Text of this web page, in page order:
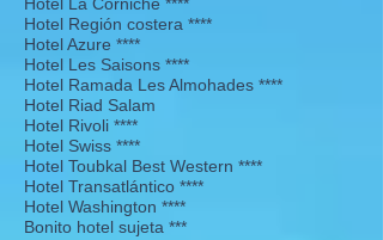
Hotel Región costera ****
Hotel Azure ****
Hotel Les Saisons ****
Hotel Ramada Les Almohades ****
Hotel Riad Salam
Hotel Rivoli ****
Hotel Swiss ****
Hotel Toubkal Best Western ****
Hotel Transatlántico ****
Hotel Washington ****
Bonito hotel sujeta ***